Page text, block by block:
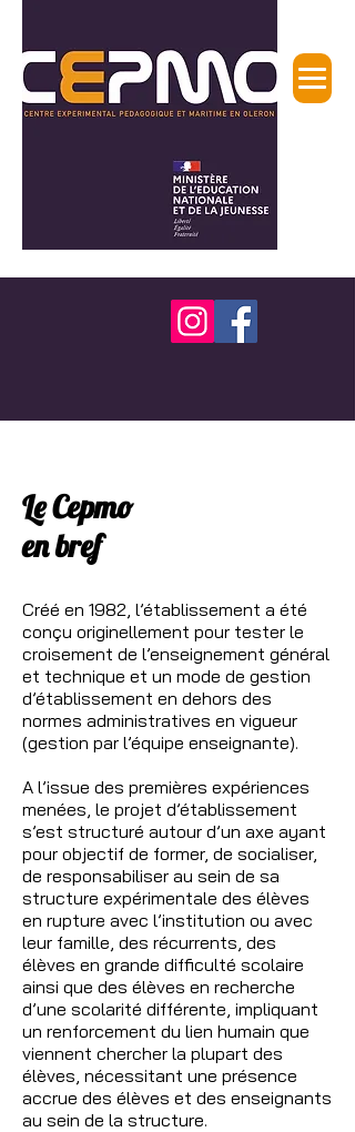
Le Cepmo
en bref
Créé en 1982, l’établissement a été
conçu originellement pour tester le
croisement de l’enseignement général
et technique et un mode de gestion
d’établissement en dehors des
normes administratives en vigueur
(gestion par l’équipe enseignante).
A l’issue des premières expériences
menées, le projet d’établissement
s’est structuré autour d’un axe ayant
pour objectif de former, de socialiser,
de responsabiliser au sein de sa
structure expérimentale des élèves
en rupture avec l’institution ou avec
leur famille, des récurrents, des
élèves en grande difficulté scolaire
ainsi que des élèves en recherche
d’une scolarité différente, impliquant
un renforcement du lien humain que
viennent chercher la plupart des
élèves, nécessitant une présence
accrue des élèves et des enseignants
au sein de la structure.